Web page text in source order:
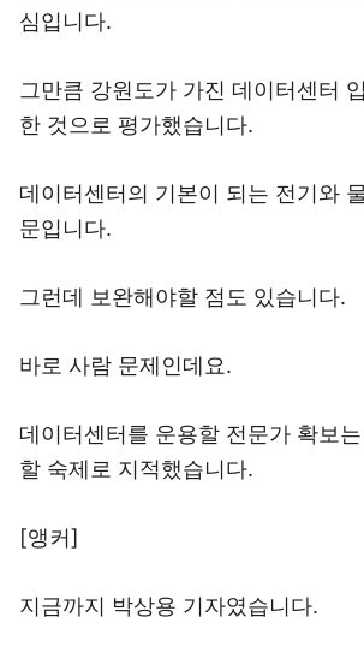
심입니다.
그만큼 강원도가 가진 데이터센터
한 것으로 평가했습니다.
데이터센터의 기본이 되는 전기와
문입니다.
그런데 보완해야할 점도 있습니다.
바로 사람 문제인데요.
데이터센터를 운용할 전문가 확보
할 숙제로 지적했습니다.
[앵커]
지금까지 박상용 기자였습니다.